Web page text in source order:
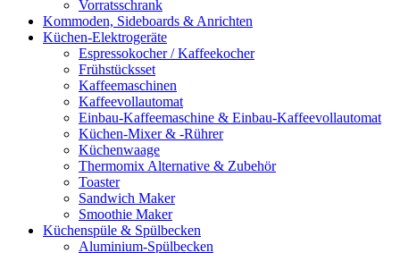
Vorratsschrank
Kommoden, Sideboards & Anrichten
Küchen-Elektrogeräte
Espressokocher / Kaffeekocher
Frühstücksset
Kaffeemaschinen
Kaffeevollautomat
Einbau-Kaffeemaschine & Einbau-Kaffeevollautomat
Küchen-Mixer & -Rührer
Küchenwaage
Thermomix Alternative & Zubehör
Toaster
Sandwich Maker
Smoothie Maker
Küchenspüle & Spülbecken
Aluminium-Spülbecken